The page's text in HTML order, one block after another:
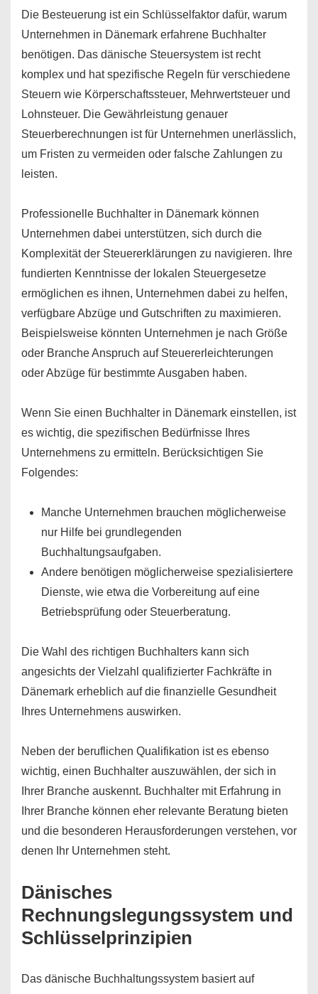
Die Besteuerung ist ein Schlüsselfaktor dafür, warum
Unternehmen in Dänemark erfahrene Buchhalter
benötigen. Das dänische Steuersystem ist recht
komplex und hat spezifische Regeln für verschiedene
Steuern wie Körperschaftssteuer, Mehrwertsteuer und
Lohnsteuer. Die Gewährleistung genauer
Steuerberechnungen ist für Unternehmen unerlässlich,
um Fristen zu vermeiden oder falsche Zahlungen zu
leisten.
Professionelle Buchhalter in Dänemark können
Unternehmen dabei unterstützen, sich durch die
Komplexität der Steuererklärungen zu navigieren. Ihre
fundierten Kenntnisse der lokalen Steuergesetze
ermöglichen es ihnen, Unternehmen dabei zu helfen,
verfügbare Abzüge und Gutschriften zu maximieren.
Beispielsweise könnten Unternehmen je nach Größe
oder Branche Anspruch auf Steuererleichterungen
oder Abzüge für bestimmte Ausgaben haben.
Wenn Sie einen Buchhalter in Dänemark einstellen, ist
es wichtig, die spezifischen Bedürfnisse Ihres
Unternehmens zu ermitteln. Berücksichtigen Sie
Folgendes:
Manche Unternehmen brauchen möglicherweise
nur Hilfe bei grundlegenden
Buchhaltungsaufgaben.
Andere benötigen möglicherweise spezialisiertere
Dienste, wie etwa die Vorbereitung auf eine
Betriebsprüfung oder Steuerberatung.
Die Wahl des richtigen Buchhalters kann sich
angesichts der Vielzahl qualifizierter Fachkräfte in
Dänemark erheblich auf die finanzielle Gesundheit
Ihres Unternehmens auswirken.
Neben der beruflichen Qualifikation ist es ebenso
wichtig, einen Buchhalter auszuwählen, der sich in
Ihrer Branche auskennt. Buchhalter mit Erfahrung in
Ihrer Branche können eher relevante Beratung bieten
und die besonderen Herausforderungen verstehen, vor
denen Ihr Unternehmen steht.
Dänisches
Rechnungslegungssystem und
Schlüsselprinzipien
Das dänische Buchhaltungssystem basiert auf